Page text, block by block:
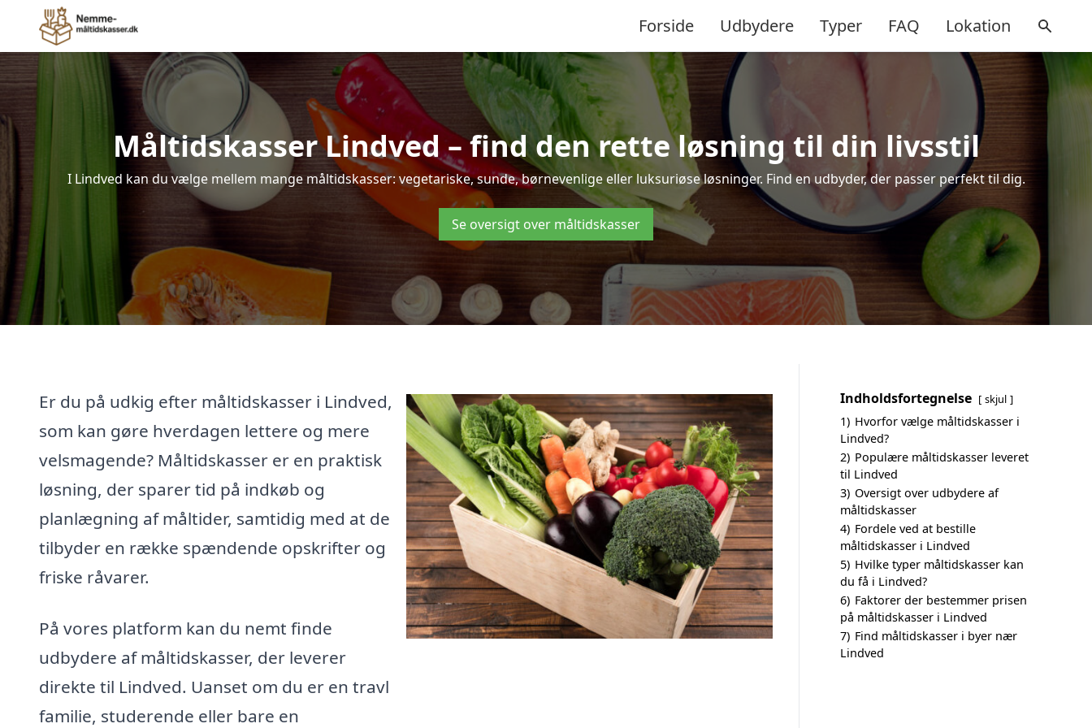
Forside Udbydere Typer FAQ Lokation
Måltidskasser Lindved – find den rette løsning til din livsstil
I Lindved kan du vælge mellem mange måltidskasser: vegetariske, sunde, børnevenlige eller luksuriøse løsninger. Find en udbyder, der passer perfekt til dig.
Se oversigt over måltidskasser
Er du på udkig efter måltidskasser i Lindved,
som kan gøre hverdagen lettere og mere
velsmagende? Måltidskasser er en praktisk
løsning, der sparer tid på indkøb og
planlægning af måltider, samtidig med at de
tilbyder en række spændende opskrifter og
friske råvarer.
På vores platform kan du nemt finde
udbydere af måltidskasser, der leverer
direkte til Lindved. Uanset om du er en travl
familie, studerende eller bare en
Indholdsfortegnelse skjul
1) Hvorfor vælge måltidskasser i
Lindved?
2) Populære måltidskasser leveret
til Lindved
3) Oversigt over udbydere af
måltidskasser
4) Fordele ved at bestille
måltidskasser i Lindved
5) Hvilke typer måltidskasser kan
du få i Lindved?
6) Faktorer der bestemmer prisen
på måltidskasser i Lindved
7) Find måltidskasser i byer nær
Lindved